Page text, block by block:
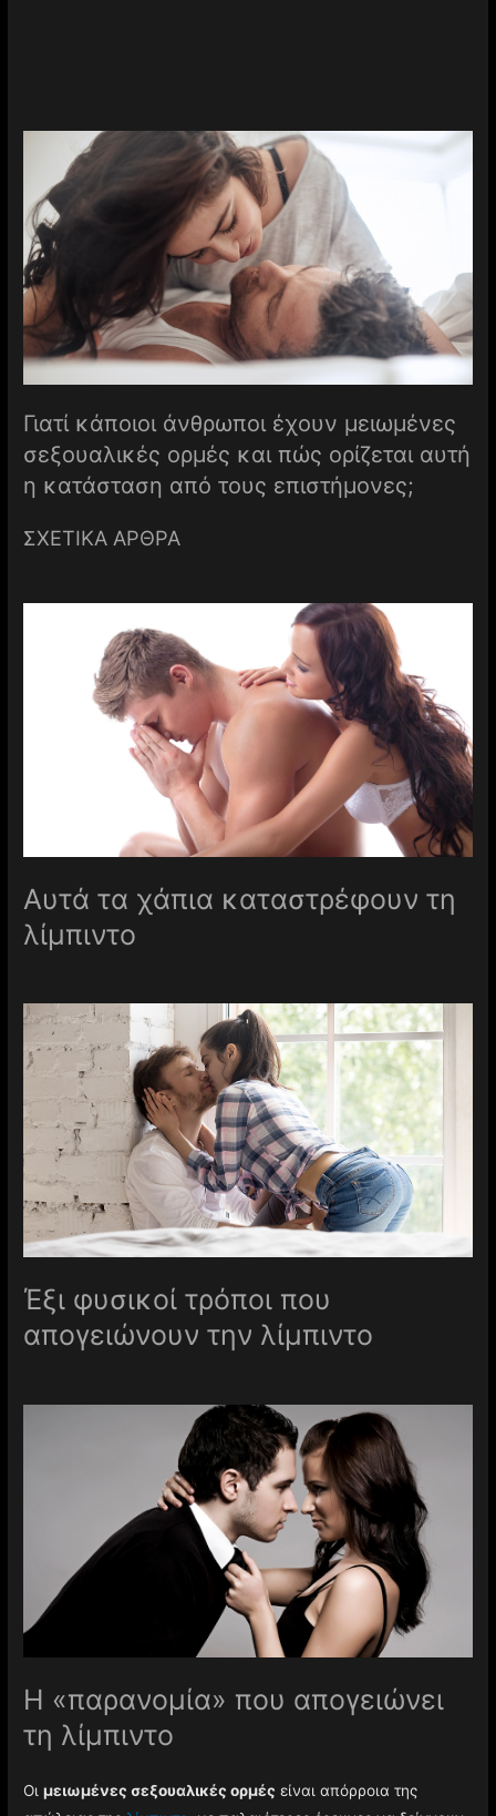
Γιατί κάποιοι άνθρωποι έχουν μειωμένες
σεξουαλικές ορμές και πώς ορίζεται αυτή
η κατάσταση από τους επιστήμονες;
ΣΧΕΤΙΚΑ ΑΡΘΡΑ
Αυτά τα χάπια καταστρέφουν τη
λίμπιντο
Έξι φυσικοί τρόποι που
απογειώνουν την λίμπιντο
Η «παρανομία» που απογειώνει
τη λίμπιντο
Οιμειωμένες σεξουαλικές ορμές είναι απόρροια της